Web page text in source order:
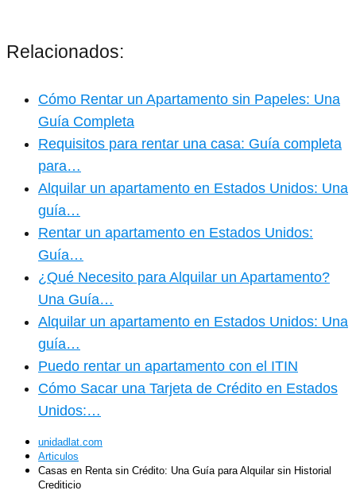
Relacionados:
Cómo Rentar un Apartamento sin Papeles: Una
Guía Completa
Requisitos para rentar una casa: Guía completa
para…
Alquilar un apartamento en Estados Unidos: Una
guía…
Rentar un apartamento en Estados Unidos:
Guía…
¿Qué Necesito para Alquilar un Apartamento?
Una Guía…
Alquilar un apartamento en Estados Unidos: Una
guía…
Puedo rentar un apartamento con el ITIN
Cómo Sacar una Tarjeta de Crédito en Estados
Unidos:…
unidadlat.com
Articulos
Casas en Renta sin Crédito: Una Guía para Alquilar sin Historial
Crediticio